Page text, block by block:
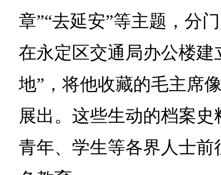
章”“去延安”等主题，分
在永定区交通局办公楼建
地”，将他收藏的毛主席
展出。这些生动的档案
青年、学生等各界人士